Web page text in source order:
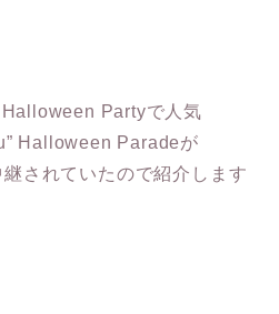
Partyで人気
Halloween Paradeが
されていたので紹介します